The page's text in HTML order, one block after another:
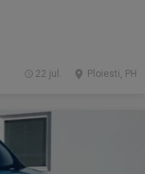
Ploiesti, PH
22 jul.